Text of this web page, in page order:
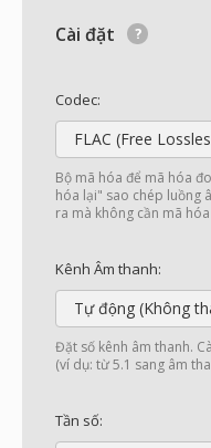
Cài đặt
Codec:
FLAC (Free
Bộ mã hóa để mã hóa
hóa lại" sao chép luồng
ra mà không cần mã
Kênh Âm thanh:
Tự động (Không
Đặt số kênh âm thanh.
(ví dụ: từ 5.1 sang âm
Tần số: